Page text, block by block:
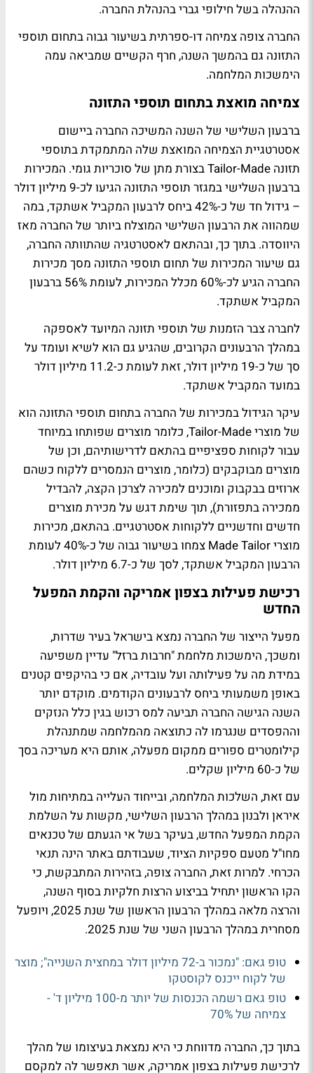
ההנהלה בשל חילופי גברי בהנהלת החברה.
החברה צופה צמיחה דו-ספרתית בשיעור גבוה בתחום תוספי
התזונה גם בהמשך השנה, חרף הקשיים שמביאה עמה
הימשכות המלחמה.
צמיחה מואצת בתחום תוספי התזונה
ברבעון השלישי של השנה המשיכה החברה ביישום
אסטרטגיית הצמיחה המואצת שלה המתמקדת בתוספי
תזונה Tailor-Made בצורת מתן של סוכריות גומי. המכירות
ברבעון השלישי במגזר תוספי התזונה הגיעו לכ-9 מיליון דולר
– גידול חד של כ-42% ביחס לרבעון המקביל אשתקד, במה
שמהווה את הרבעון השלישי המוצלח ביותר של החברה מאז
היווסדה. בתוך כך, ובהתאם לאסטרטגיה שהתוותה החברה,
גם שיעור המכירות של תחום תוספי התזונה מסך מכירות
החברה הגיע לכ-60% מכלל המכירות, לעומת 56% ברבעון
המקביל אשתקד.
לחברה צבר הזמנות של תוספי תזונה המיועד לאספקה
במהלך הרבעונים הקרובים, שהגיע גם הוא לשיא ועומד על
סך של כ-19 מיליון דולר, זאת לעומת כ-11.2 מיליון דולר
במועד המקביל אשתקד.
עיקר הגידול במכירות של החברה בתחום תוספי התזונה הוא
של מוצרי Tailor-Made, כלומר מוצרים שפותחו במיוחד
עבור לקוחות ספציפיים בהתאם לדרישותיהם, וכן של
מוצרים מבוקבקים (כלומר, מוצרים הנמסרים ללקוח כשהם
ארוזים בבקבוק ומוכנים למכירה לצרכן הקצה, להבדיל
ממכירה בתפזורת), תוך שימת דגש על מכירת מוצרים
חדשים וחדשניים ללקוחות אסטרטגיים. בהתאם, מכירות
מוצרי Made Tailor צמחו בשיעור גבוה של כ-40% לעומת
הרבעון המקביל אשתקד, לסך של כ-6.7 מיליון דולר.
רכישת פעילות בצפון אמריקה והקמת המפעל
החדש
מפעל הייצור של החברה נמצא בישראל בעיר שדרות,
ומשכך, הימשכות מלחמת "חרבות ברזל" עדיין משפיעה
במידת מה על פעילותה ועל עובדיה, אם כי בהיקפים קטנים
באופן משמעותי ביחס לרבעונים הקודמים. מוקדם יותר
השנה הגישה החברה תביעה למס רכוש בגין כלל הנזקים
וההפסדים שנגרמו לה כתוצאה מהמלחמה שמתנהלת
קילומטרים ספורים ממקום מפעלה, אותם היא מעריכה בסך
של כ-60 מיליון שקלים.
עם זאת, השלכות המלחמה, ובייחוד העלייה במתיחות מול
איראן ולבנון במהלך הרבעון השלישי, מקשות על השלמת
הקמת המפעל החדש, בעיקר בשל אי הגעתם של טכנאים
מחו"ל מטעם ספקיות הציוד, שעבודתם באתר הינה תנאי
הכרחי. למרות זאת, החברה צופה, בזהירות המתבקשת, כי
הקו הראשון יתחיל בביצוע הרצות חלקיות בסוף השנה,
והרצה מלאה במהלך הרבעון הראשון של שנת 2025, ויופעל
מסחרית במהלך הרבעון השני של שנת 2025.
טופ גאם: "נמכור ב-72 מיליון דולר במחצית השנייה"; מוצר
של לקוח ייכנס לקוסטקו
טופ גאם רשמה הכנסות של יותר מ-100 מיליון ד' -
צמיחה של 70%
בתוך כך, החברה מדווחת כי היא נמצאת בעיצומו של מהלך
לרכישת פעילות בצפון אמריקה, אשר תאפשר לה למקסם